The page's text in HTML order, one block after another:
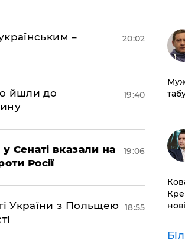
–
20:02
йшли до
19:40
Сенаті вказали на
Росії
19:06
України з Польщею 18:55